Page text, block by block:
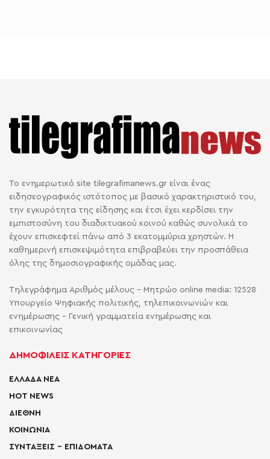
Το ενημερωτικό site tilegrafimanews.gr είναι ένας
ειδησεογραφικός ιστότοπος με βασικό χαρακτηριστικό του,
την εγκυρότητα της είδησης και έτσι έχει κερδίσει την
εμπιστοσύνη του διαδικτυακού κοινού καθώς συνολικά το
έχουν επισκεφτεί πάνω από 3 εκατομμύρια χρηστών. Η
καθημερινή επισκεψιμότητα επιβραβεύει την προσπάθεια
όλης της δημοσιογραφικής ομάδας μας.
Τηλεγράφημα Αριθμός μέλους - Μητρώο online media: 12528
Υπουργείο Ψηφιακής πολιτικής, τηλεπικοινωνιών και
ενημέρωσης - Γενική γραμματεία ενημέρωσης και
επικοινωνίας
ΔΗΜΟΦΙΛΕΙΣ ΚΑΤΗΓΟΡΙΕΣ
ΕΛΛΑΔΑ ΝΕΑ
HOT NEWS
ΔΙΕΘΝΗ
ΚΟΙΝΩΝΙΑ
ΣΥΝΤΑΞΕΙΣ – ΕΠΙΔΟΜΑΤΑ